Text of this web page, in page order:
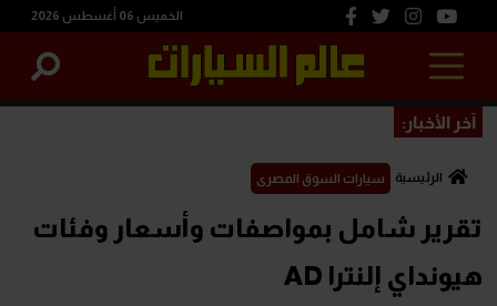
الخميس 06 أغسطس 2026
آخر الأخبار:
الرئيسية سيارات السوق المصرى
تقرير شامل بمواصفات وأسعار وفئات
هيونداي إلنترا AD